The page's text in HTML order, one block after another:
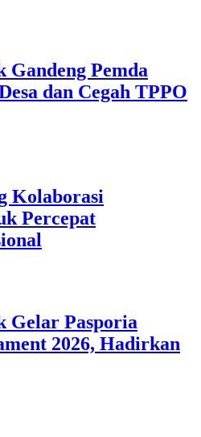
Pemda
dan Cegah TPPO
Kolaborasi
Percepat
Gelar Pasporia
2026, Hadirkan